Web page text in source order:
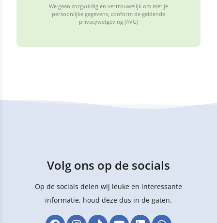
We gaan zorgvuldig en vertrouwelijk om met je
persoonlijke gegevens, conform de geldende
privacywetgeving (AVG)
Volg ons op de socials
Op de socials delen wij leuke en interessante
informatie, houd deze dus in de gaten.